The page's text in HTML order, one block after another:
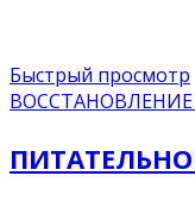
Быстрый просмотр